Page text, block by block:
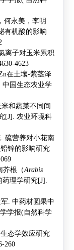
何永美，李明
有机酸的影响
离子对玉米累积
4623
在土壤-紫茎泽
中国生态农业学
米和蔬菜不同间
[J]. 农业环境科
硫营养对小花南
锌的影响研究
芥根（Arabis
药理学研究[J].
军. 中药材圆果中
学报(自然科学
态学效应研究
260